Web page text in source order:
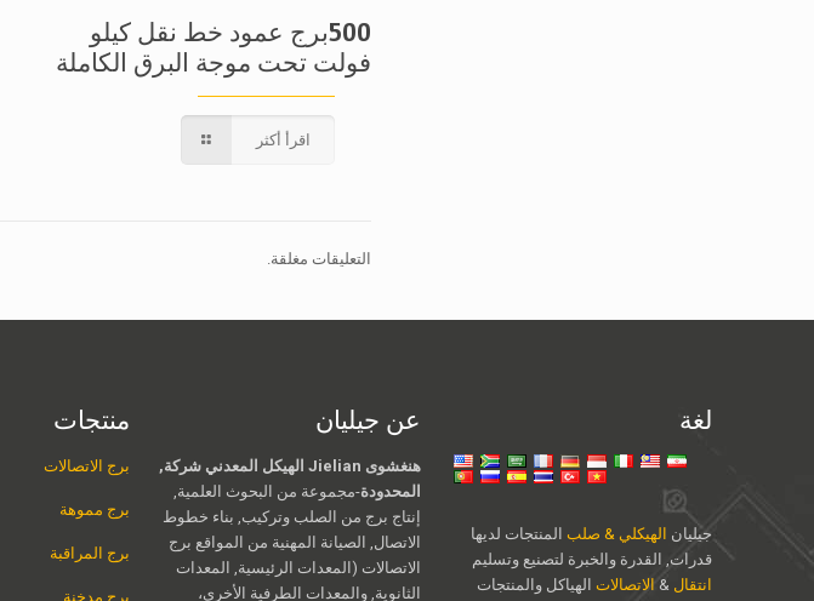
500برج عمود خط نقل كيلو
فولت تحت موجة البرق الكاملة
اقرأ أكثر
التعليقات مغلقة.
لغة
جيليان الهيكلي & صلب المنتجات لديها
قدرات, القدرة والخبرة لتصنيع وتسليم
انتقال & الاتصالات الهياكل والمنتجات
عن جيليان
هنغشوى Jielian الهيكل المعدني شركة,
المحدودة-مجموعة من البحوث العلمية,
إنتاج برج من الصلب وتركيب, بناء خطوط
الاتصال, الصيانة المهنية من المواقع برج
الاتصالات (المعدات الرئيسية, المعدات
الثانوية, والمعدات الطرفية الأخرى،
منتجات
برج الاتصالات
برج مموهة
برج المراقبة
برج مدخنة